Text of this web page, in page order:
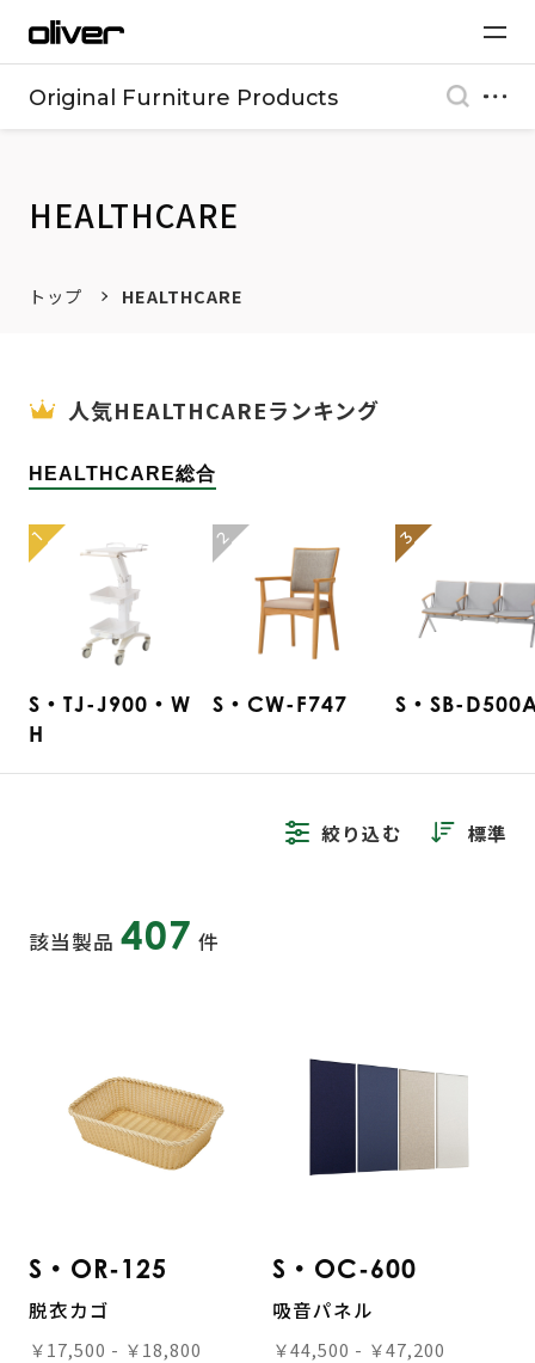
Original Furniture Products
HEALTHCARE
トップ HEALTHCARE
人気HEALTHCAREランキング
HEALTHCARE総合
1
S・TJ-J900・W
H
2
S・CW-F747
3
S・SB-
絞り込む 標準
該当製品 407 件
S・OR-125
脱衣カゴ
￥17,500 - ￥18,800
S・OC-600
吸音パネル
￥44,500 - ￥47,200